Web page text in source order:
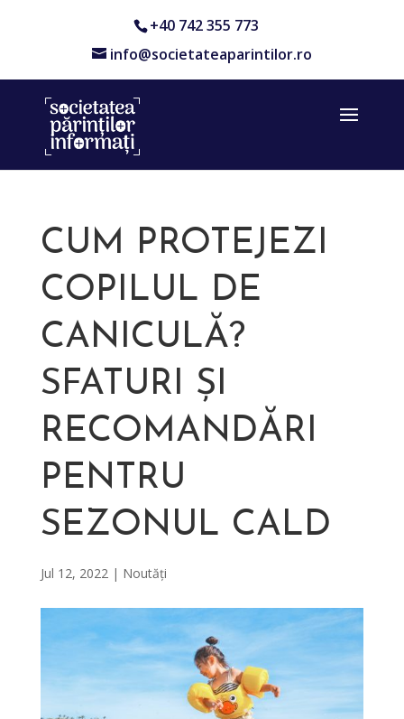
+40 742 355 773
info@societateaparintilor.ro
CUM PROTEJEZI
COPILUL DE
CANICULĂ?
SFATURI ȘI
RECOMANDĂRI
PENTRU
SEZONUL CALD
Jul 12, 2022| Noutăți